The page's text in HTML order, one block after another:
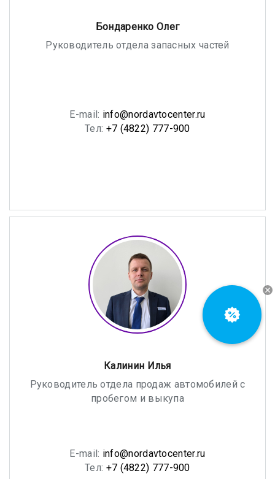
Бондаренко Олег
Руководитель отдела запасных частей
E-mail: info@nordavtocenter.ru
Тел: +7 (4822) 777-900
Калинин Илья
Руководитель отдела продаж автомобилей с
пробегом и выкупа
E-mail: info@nordavtocenter.ru
Тел: +7 (4822) 777-900